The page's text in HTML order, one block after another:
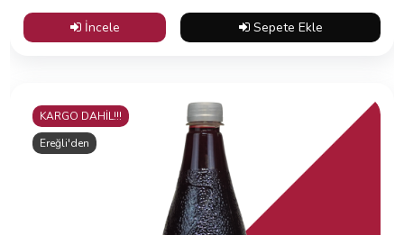
İncele Sepete Ekle
KARGO DAHİL!!!
Ereğli'den